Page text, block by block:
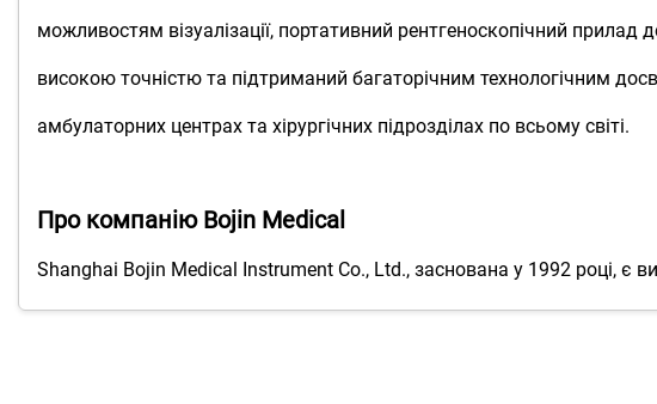
можливостям візуалізації, портативний рентгеноскопічний
високою точністю та підтриманий багаторічним технологічним
амбулаторних центрах та хірургічних підрозділах по всьому світі.
Про компанію Bojin Medical
Shanghai Bojin Medical Instrument Co., Ltd., заснована у 1992 році,
технологій. Керуючись місією «Розвиватися з любов’ю, прагнути